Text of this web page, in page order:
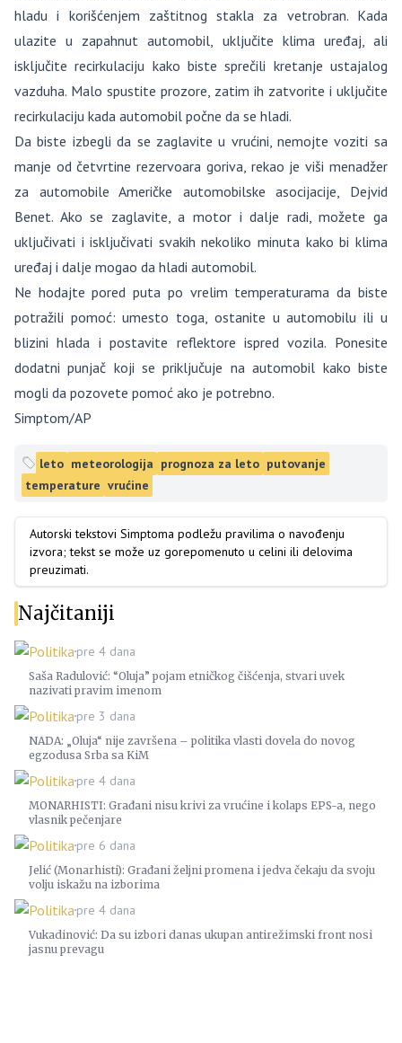
hladu i korišćenjem zaštitnog stakla za vetrobran. Kada
ulazite u zapahnut automobil, uključite klima uređaj, ali
isključite recirkulaciju kako biste sprečili kretanje ustajalog
vazduha. Malo spustite prozore, zatim ih zatvorite i uključite
recirkulaciju kada automobil počne da se hladi.
Da biste izbegli da se zaglavite u vrućini, nemojte voziti sa
manje od četvrtine rezervoara goriva, rekao je viši menadžer
za automobile Američke automobilske asocijacije, Dejvid
Benet. Ako se zaglavite, a motor i dalje radi, možete ga
uključivati i isključivati svakih nekoliko minuta kako bi klima
uređaj i dalje mogao da hladi automobil.
Ne hodajte pored puta po vrelim temperaturama da biste
potražili pomoć: umesto toga, ostanite u automobilu ili u
blizini hlada i postavite reflektore ispred vozila. Ponesite
dodatni punjač koji se priključuje na automobil kako biste
mogli da pozovete pomoć ako je potrebno.
Simptom/AP
leto meteorologija prognoza za leto putovanje
temperature vrućine
Autorski tekstovi Simptoma podležu pravilima o navođenju
izvora; tekst se može uz gorepomenuto u celini ili delovima
preuzimati.
Najčitaniji
Politikapre 4 dana
Saša Radulović: “Oluja” pojam etničkog čišćenja, stvari uvek
nazivati pravim imenom
Politikapre 3 dana
NADA: „Oluja“ nije završena – politika vlasti dovela do novog
egzodusa Srba sa KiM
Politikapre 4 dana
MONARHISTI: Građani nisu krivi za vrućine i kolaps EPS-a, nego
vlasnik pečenjare
Politikapre 6 dana
Jelić (Monarhisti): Građani željni promena i jedva čekaju da svoju
volju iskažu na izborima
Politikapre 4 dana
Vukadinović: Da su izbori danas ukupan antirežimski front nosi
jasnu prevagu